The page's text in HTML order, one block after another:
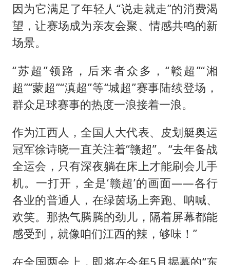
因为它满足了年轻人“说走就走”的消费渴
望，让赛场成为亲友会聚、情感共鸣的新
场景。
“苏超”领路，后来者众多，“赣超”“湘
超”“蒙超”“滇超”等“城超”赛事陆续登场，
群众足球赛事的热度一浪接着一浪。
作为江西人，全国人大代表、皮划艇奥运
冠军徐诗晓一直关注着“赣超”。“去年备战
全运会，只有深夜躺在床上才能刷会儿手
机。一打开，全是‘赣超’的画面——各行
各业的普通人，在绿茵场上奔跑、呐喊、
欢笑。那热气腾腾的劲儿，隔着屏幕都能
感受到，就像咱们江西的辣，够味！”
在全国两会上，即将在今年5月揭幕的“东